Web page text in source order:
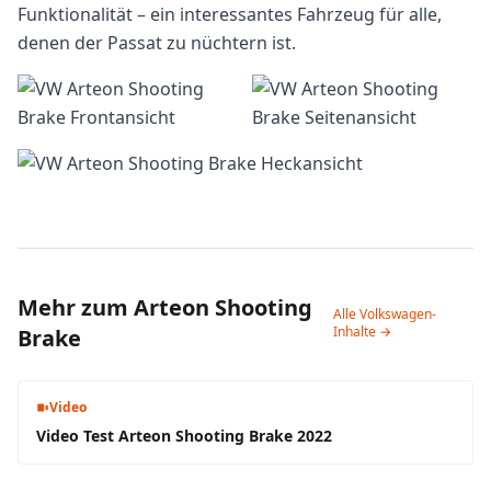
Funktionalität – ein interessantes Fahrzeug für alle,
denen der Passat zu nüchtern ist.
Mehr zum Arteon Shooting
Brake
Alle Volkswagen-
Inhalte →
Video
Video Test Arteon Shooting Brake 2022